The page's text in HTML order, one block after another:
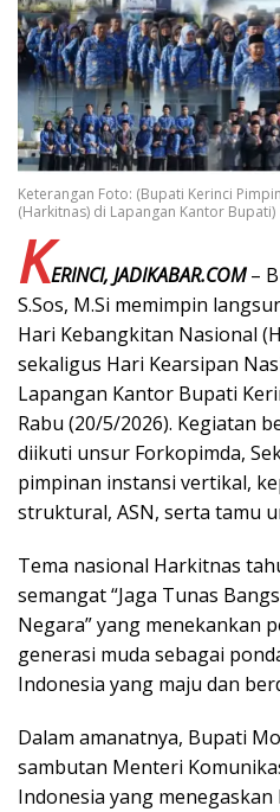
Keterangan Foto: (Bupati Kerinci
(Harkitnas) di Lapangan Kantor Bupati)
KERINCI, JADIKABAR.COM–
S.Sos, M.Si memimpin
Hari Kebangkitan Nasional
sekaligus Hari Kearsipan
Lapangan Kantor Bupati
Rabu (20/5/2026). Kegiatan
diikuti unsur Forkopimda,
pimpinan instansi vertikal,
struktural, ASN, serta tamu
Tema nasional Harkitnas
semangat “Jaga Tunas
Negara” yang menekankan
generasi muda sebagai
Indonesia yang maju dan
Dalam amanatnya, Bupati
sambutan Menteri
Indonesia yang